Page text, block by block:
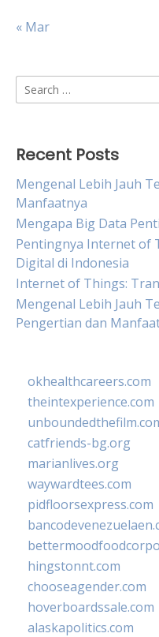
« Mar
Search
for:
Recent Posts
Mengenal Lebih Jauh
Manfaatnya
Mengapa Big Data
Pentingnya Internet of
Digital di Indonesia
Internet of Things:
Mengenal Lebih Jauh
Pengertian dan
okhealthcareers.com
theintexperience.com
catfriends-bg.org
marianlives.org
waywardtees.com
pidfloorsexpress.com
hingstonnt.com
chooseagender.com
hoverboardssale.com
alaskapolitics.com